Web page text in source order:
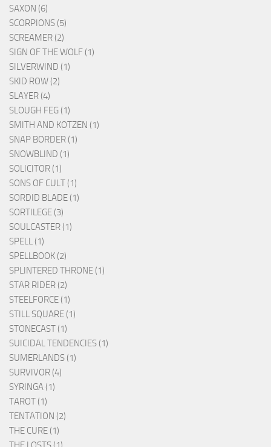
SAXON (6)
SCORPIONS (5)
SCREAMER (2)
SIGN OF THE WOLF (1)
SILVERWIND (1)
SKID ROW (2)
SLAYER (4)
SLOUGH FEG (1)
SMITH AND KOTZEN (1)
SNAP BORDER (1)
SNOWBLIND (1)
SOLICITOR (1)
SONS OF CULT (1)
SORDID BLADE (1)
SORTILEGE (3)
SOULCASTER (1)
SPELL (1)
SPELLBOOK (2)
SPLINTERED THRONE (1)
STAR RIDER (2)
STEELFORCE (1)
STILL SQUARE (1)
STONECAST (1)
SUICIDAL TENDENCIES (1)
SUMERLANDS (1)
SURVIVOR (4)
SYRINGA (1)
TAROT (1)
TENTATION (2)
THE CURE (1)